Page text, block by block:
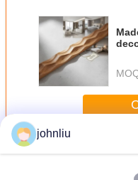
MásMoldeados de
johnliu